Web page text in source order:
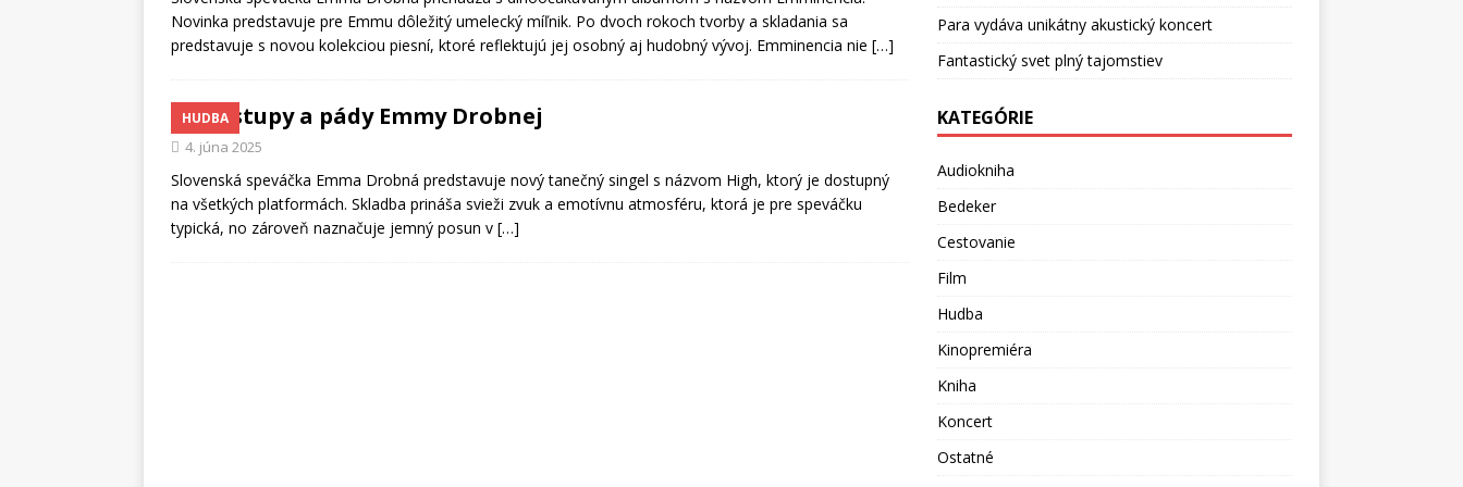
Novinka predstavuje pre Emmu dôležitý umelecký míľnik. Po dvoch rokoch tvorby a skladania sa
predstavuje s novou kolekciou piesní, ktoré reflektujú jej osobný aj hudobný vývoj. Emminencia nie […]
HUDBA
Vzostupy a pády Emmy Drobnej
4. júna 2025
Slovenská speváčka Emma Drobná predstavuje nový tanečný singel s názvom High, ktorý je dostupný
na všetkých platformách. Skladba prináša svieži zvuk a emotívnu atmosféru, ktorá je pre speváčku
typická, no zároveň naznačuje jemný posun v […]
Para vydáva unikátny akustický koncert
Fantastický svet plný tajomstiev
KATEGÓRIE
Audiokniha
Bedeker
Cestovanie
Film
Hudba
Kinopremiéra
Kniha
Koncert
Ostatné